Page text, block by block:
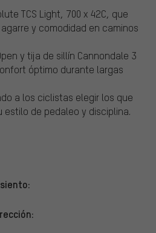
TCS Light, 700 x 42C, que
y comodidad en caminos
y tija de sillín Cannondale 3
óptimo durante largas
a los ciclistas elegir los que
estilo de pedaleo y disciplina.